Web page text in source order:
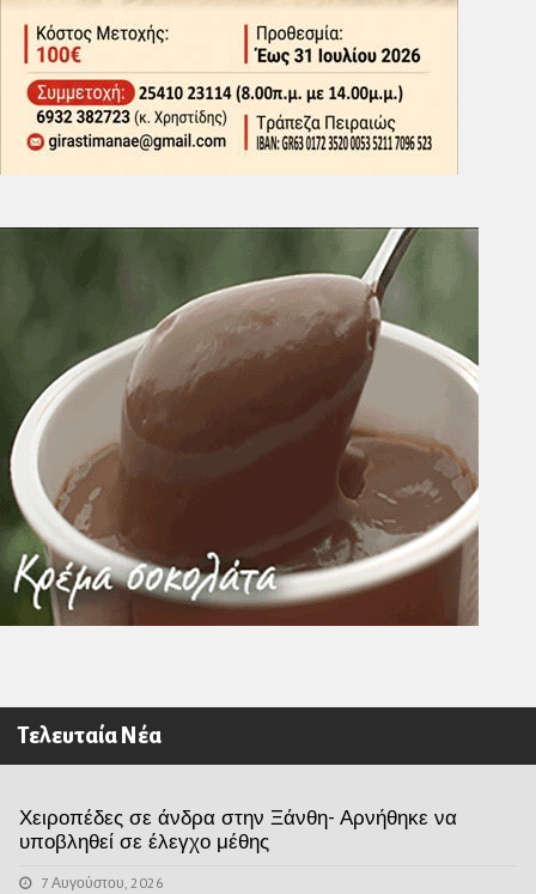
Τελευταία Νέα
Χειροπέδες σε άνδρα στην Ξάνθη- Αρνήθηκε να
υποβληθεί σε έλεγχο μέθης
7 Αυγούστου, 2026